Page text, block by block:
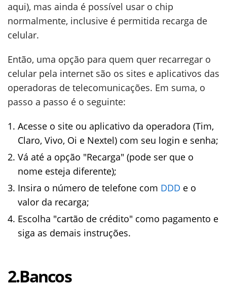
aqui), mas ainda é possível usar o chip
normalmente, inclusive é permitida recarga de
celular.
Então, uma opção para quem quer recarregar o
celular pela internet são os sites e aplicativos das
operadoras de telecomunicações. Em suma, o
passo a passo é o seguinte:
Acesse o site ou aplicativo da operadora (Tim,
Claro, Vivo, Oi e Nextel) com seu login e senha;
Vá até a opção "Recarga" (pode ser que o
nome esteja diferente);
Insira o número de telefone com DDD e o
valor da recarga;
Escolha "cartão de crédito" como pagamento e
siga as demais instruções.
2.Bancos